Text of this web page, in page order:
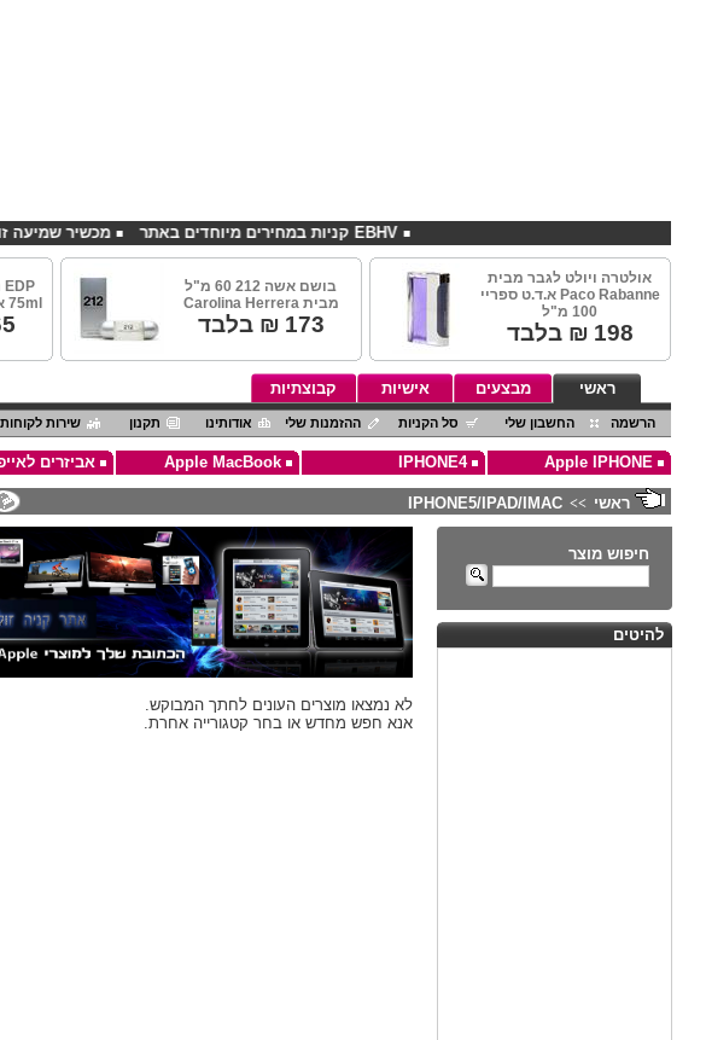
מכשיר שמיעה זול ,הכי EBHV קניות במחירים מיוחדים באתר
אולטרה ויולט לגבר מבית
Paco Rabanne א.ד.ט ספריי
100 מ"ל
198 ₪ בלבד
בושם אשה 212 60 מ"ל
מבית Carolina Herrera
173 ₪ בלבד
EDP
75ml אסקדה מגנטיזם נשים
ראשי מבצעים אישיות קבוצתיות
הרשמה החשבון שלי סל הקניות ההזמנות שלי אודותינו תקנון שירות לקוחות
Apple IPHONE
IPHONE4
Apple MacBook אביזרים
ראשי >>
IPHONE5/IPAD/IMAC
חיפוש מוצר
להיטים
לא נמצאו מוצרים העונים לחתך המבוקש.
אנא חפש מחדש או בחר קטגורייה אחרת.